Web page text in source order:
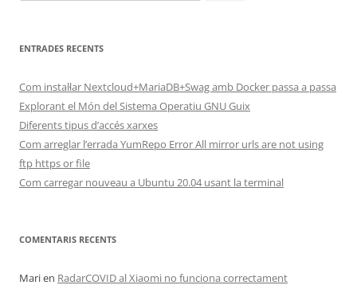
ENTRADES RECENTS
Com instal·lar Nextcloud+MariaDB+Swag amb Docker passa a passa
Explorant el Món del Sistema Operatiu GNU Guix
Diferents tipus d’accés xarxes
Com arreglar l’errada YumRepo Error All mirror urls are not using
ftp https or file
Com carregar nouveau a Ubuntu 20.04 usant la terminal
COMENTARIS RECENTS
Marien RadarCOVID al Xiaomi no funciona correctament